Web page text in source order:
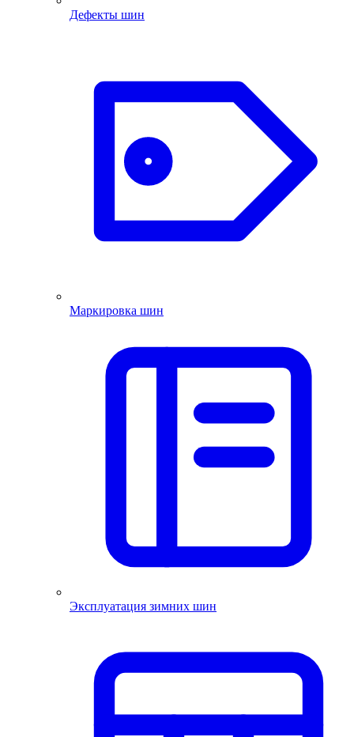
Дефекты шин
Маркировка шин
Эксплуатация зимних шин